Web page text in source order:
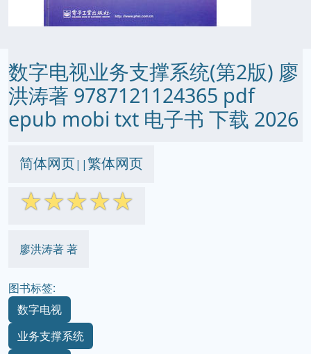
数字电视业务支撑系统(第2版) 廖
洪涛著 9787121124365 pdf
epub mobi txt 电子书 下载 2026
简体网页||繁体网页
☆☆☆☆☆
廖洪涛著 著
图书标签:
数字电视
业务支撑系统